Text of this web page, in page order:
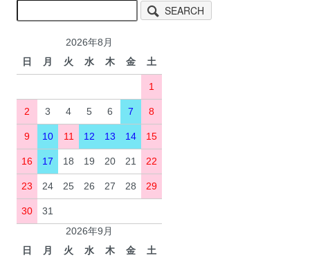
SEARCH
2026年8月
日
月 火 水 木 金 土
1
2 3 4 5 6 7 8
9 10 11 12 13 14 15
16 17 18 19 20 21 22
23 24 25 26 27 28 29
30
31
2026年9月
日
月 火 水 木 金 土